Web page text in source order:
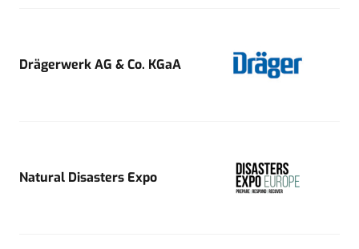
Drägerwerk AG & Co. KGaA
Natural Disasters Expo